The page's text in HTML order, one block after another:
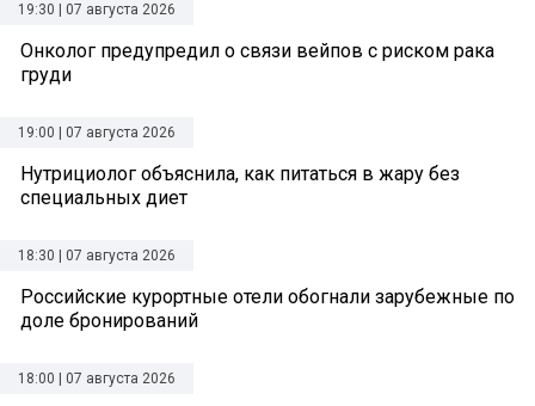
19:30 | 07 августа 2026
Онколог предупредил о связи вейпов с риском рака
груди
19:00 | 07 августа 2026
Нутрициолог объяснила, как питаться в жару без
специальных диет
18:30 | 07 августа 2026
Российские курортные отели обогнали зарубежные по
доле бронирований
18:00 | 07 августа 2026